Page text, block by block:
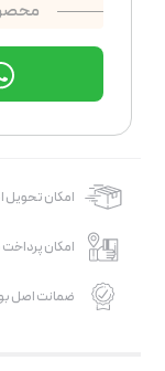
امکان
امکان
ضمانت اصل